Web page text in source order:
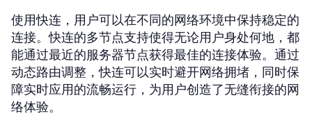
使用快连，用户可以在不同的网络环境中保持稳定的
连接。快连的多节点支持使得无论用户身处何地，都
能通过最近的服务器节点获得最佳的连接体验。通过
动态路由调整，快连可以实时避开网络拥堵，同时保
障实时应用的流畅运行，为用户创造了无缝衔接的网
络体验。